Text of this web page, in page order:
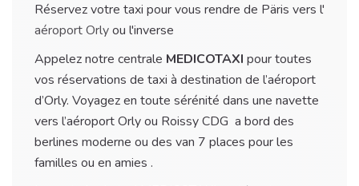
Réservez votre taxi pour vous rendre de Päris vers l'
aéroport Orlyou l'inverse
Appelez notre centrale MEDICOTAXI pour toutes
vos réservations de taxi à destination de l’aéroport
d’Orly. Voyagez en toute sérénité dans une navette
vers l’aéroport Orly ou Roissy CDG a bord des
berlines moderne ou des van 7 places pour les
familles ou en amies .